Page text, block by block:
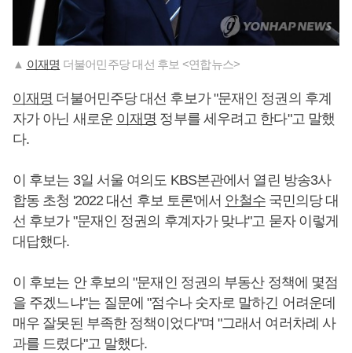
▲ 이재명 더불어민주당 대선 후보 <연합뉴스>
이재명 더불어민주당 대선 후보가 "문재인 정권의 후계
자가 아닌 새로운 이재명 정부를 세우려고 한다"고 말했
다.
이 후보는 3일 서울 여의도 KBS본관에서 열린 방송3사
합동 초청 '2022 대선 후보 토론'에서 안철수국민의당 대
선 후보가 "문재인 정권의 후계자가 맞냐"고 묻자 이렇게
대답했다.
이 후보는 안 후보의 "문재인 정권의 부동산 정책에 몇점
을 주겠느냐"는 질문에 "점수나 숫자로 말하긴 어려운데
매우 잘못된 부족한 정책이었다"며 "그래서 여러차례 사
과를 드렸다"고 말했다.